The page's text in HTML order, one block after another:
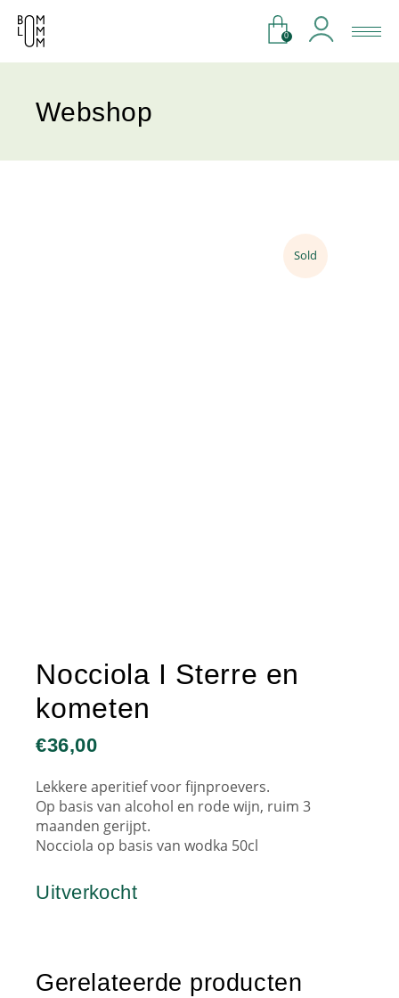
0
Webshop
Sold
Nocciola I Sterre en
kometen
€36,00
Lekkere aperitief voor fijnproevers.
Op basis van alcohol en rode wijn, ruim 3
maanden gerijpt.
Nocciola op basis van wodka 50cl
Uitverkocht
Gerelateerde producten